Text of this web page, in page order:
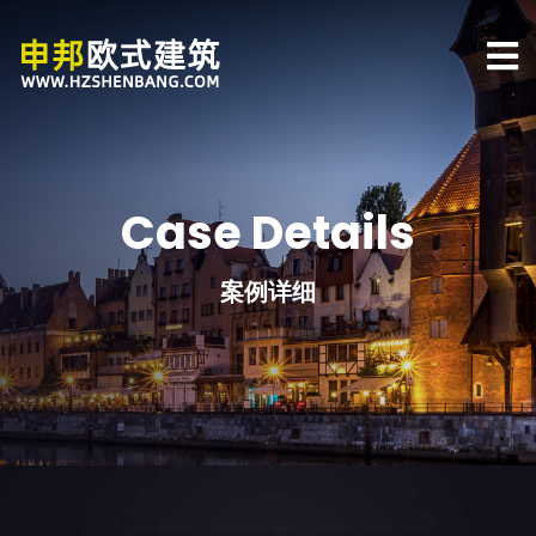
Case Details
案例详细